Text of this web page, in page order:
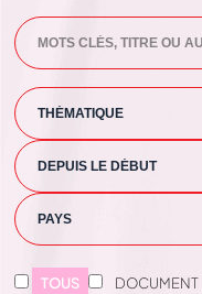
TOUS DOCUMENT